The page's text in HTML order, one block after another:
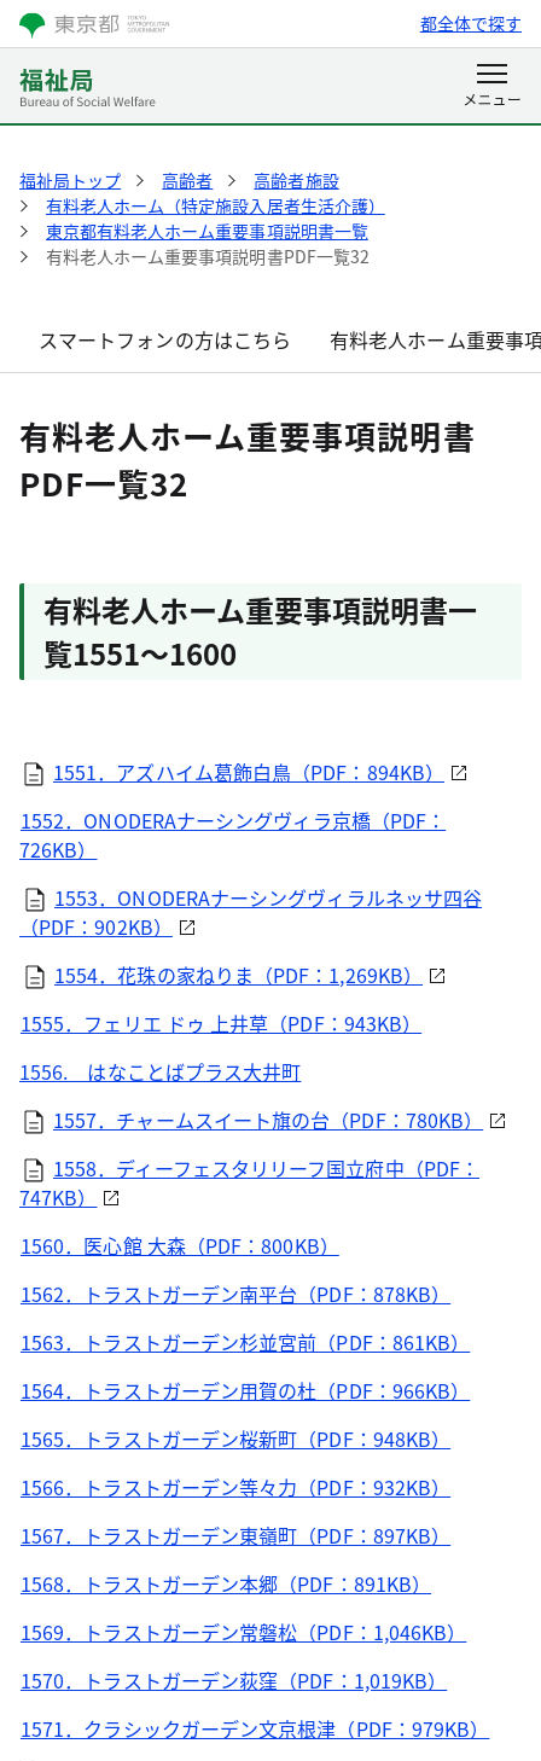
都全体で探す
福祉局トップ 高齢者
高齢者施設
有料老人ホーム（特定施設入居者生活介護）
東京都有料老人ホーム重要事項説明書一覧
有料老人ホーム重要事項説明書PDF一覧32
スマートフォンの方はこちら 有料老人ホーム重要事
有料老人ホーム重要事項説明書
PDF一覧32
有料老人ホーム重要事項説明書一
覧1551～1600
1551．アズハイム葛飾白鳥（PDF：894KB）
1552．ONODERAナーシングヴィラ京橋（PDF：
726KB）
1553．ONODERAナーシングヴィラルネッサ四谷
（PDF：902KB）
1554．花珠の家ねりま（PDF：1,269KB）
1555．フェリエ ドゥ 上井草（PDF：943KB）
1556. はなことばプラス大井町
1557．チャームスイート旗の台（PDF：780KB）
1558．ディーフェスタリリーフ国立府中（PDF：
747KB）
1560．医心館 大森（PDF：800KB）
1562．トラストガーデン南平台（PDF：878KB）
1563．トラストガーデン杉並宮前（PDF：861KB）
1564．トラストガーデン用賀の杜（PDF：966KB）
1565．トラストガーデン桜新町（PDF：948KB）
1566．トラストガーデン等々力（PDF：932KB）
1567．トラストガーデン東嶺町（PDF：897KB）
1568．トラストガーデン本郷（PDF：891KB）
1569．トラストガーデン常磐松（PDF：1,046KB）
1570．トラストガーデン荻窪（PDF：1,019KB）
1571．クラシックガーデン文京根津（PDF：979KB）